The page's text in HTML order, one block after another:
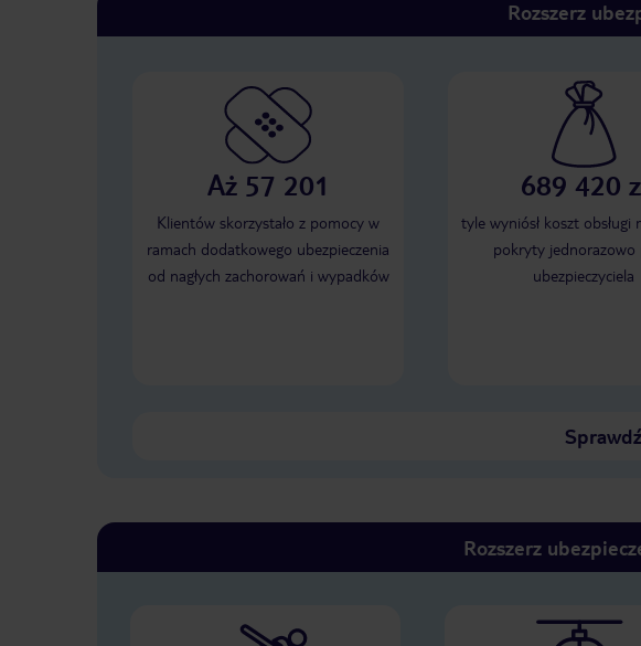
Rozszerz
Aż 57 201
Klientów skorzystało z pomocy w
ramach dodatkowego ubezpieczenia
od nagłych zachorowań i wypadków
689 420
tyle wyniósł koszt obsługi
pokryty jednorazowo
ubezpieczyciela
Rozszerz